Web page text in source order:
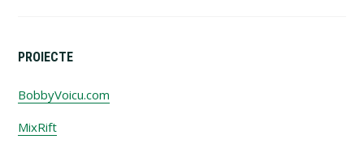
PROIECTE
BobbyVoicu.com
MixRift